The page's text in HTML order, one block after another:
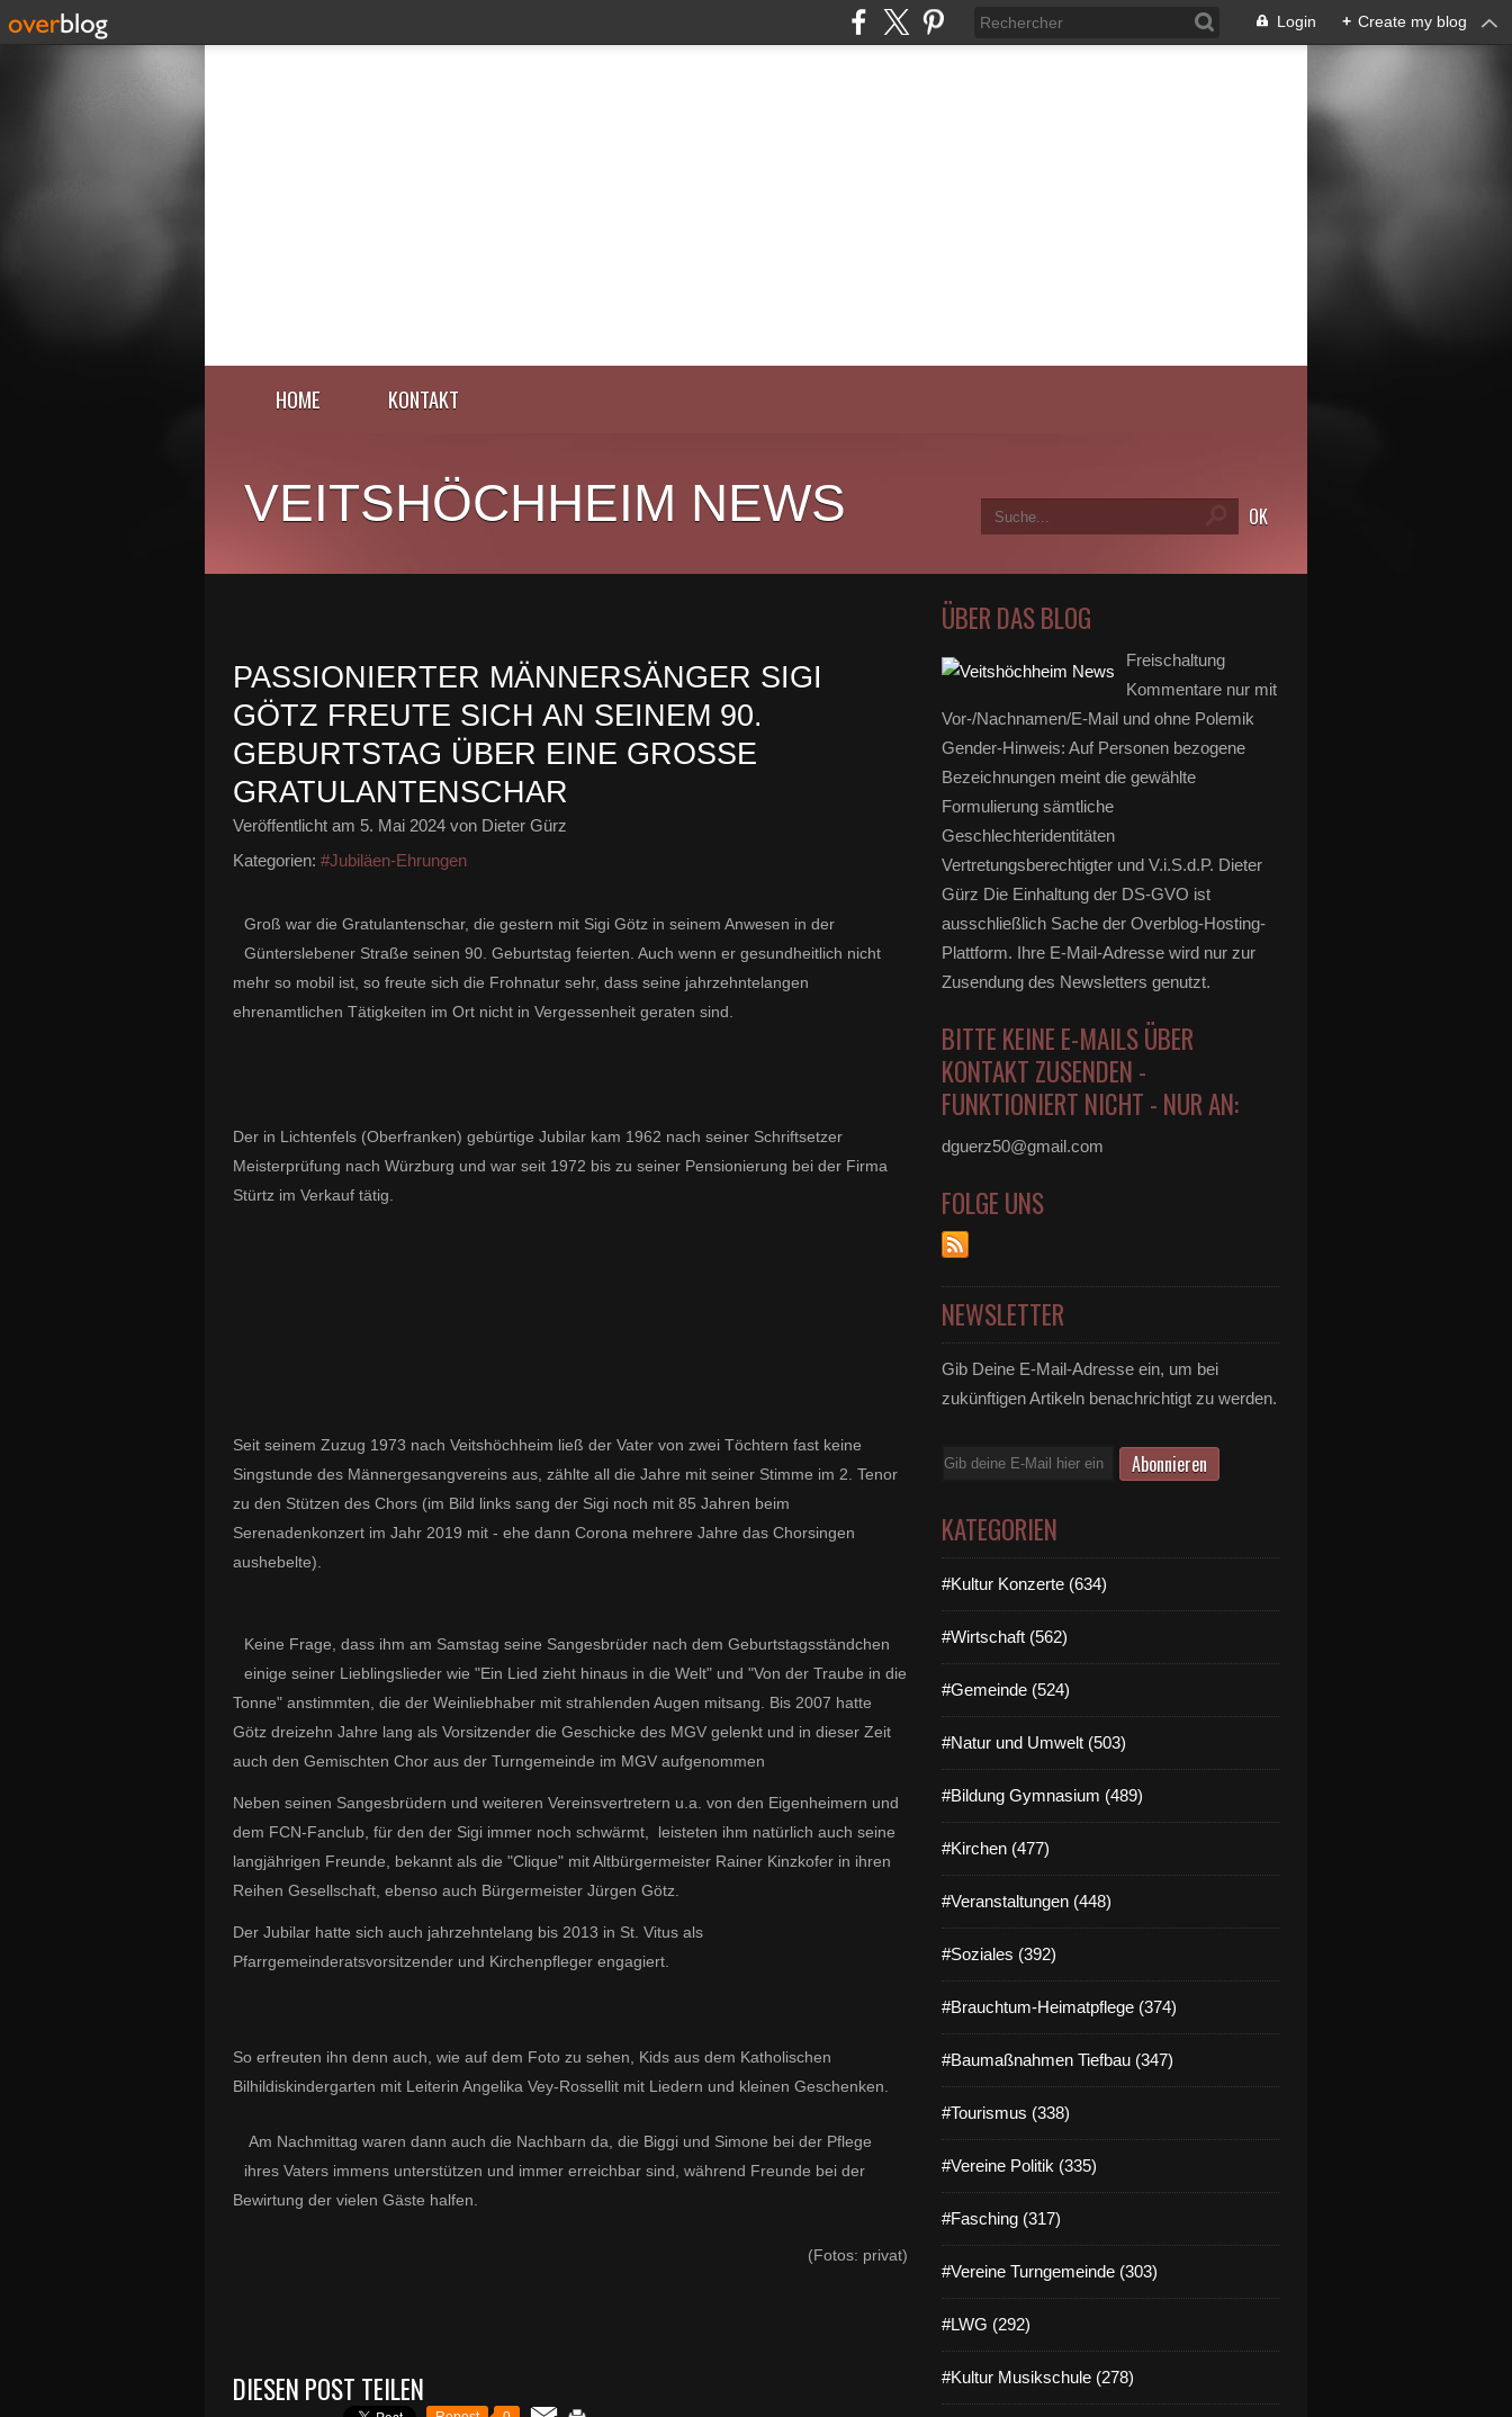
Login + Create my blog
HOME KONTAKT
VEITSHÖCHHEIM NEWS
PASSIONIERTER MÄNNERSÄNGER SIGI
GÖTZ FREUTE SICH AN SEINEM 90.
GEBURTSTAG ÜBER EINE GROSSE G
RATULANTENSCHAR
Veröffentlicht am 5. Mai 2024 von Dieter Gürz
Kategorien: #Jubiläen-Ehrungen
Groß war die Gratulantenschar, die gestern mit Sigi Götz in seinem Anwesen in der
Günterslebener Straße seinen 90. Geburtstag feierten. Auch wenn er gesundheitlich nicht
mehr so mobil ist, so freute sich die Frohnatur sehr, dass seine jahrzehntelangen
ehrenamtlichen Tätigkeiten im Ort nicht in Vergessenheit geraten sind.
Der in Lichten­fels (Oberfranken) gebürtige Jubilar kam 1962 nach seiner Schriftsetzer
Meisterprüfung nach Würzburg und war seit 1972 bis zu seiner Pensionierung bei der Firma
Stürtz im Verkauf tätig.
Seit seinem Zuzug 1973 nach Veitshöchheim ließ der Vater von zwei Töchtern fast keine
Singstunde des Männergesangvereins aus, zählte all die Jahre mit seiner Stimme im 2. Tenor
zu den Stützen des Chors (im Bild links sang der Sigi noch mit 85 Jahren beim
Serenadenkonzert im Jahr 2019 mit - ehe dann Corona mehrere Jahre das Chorsingen
aushebelte).
Keine Frage, dass ihm am Samstag seine Sangesbrüder nach dem Geburtstagsständchen
einige seiner Lieblingslieder wie "Ein Lied zieht hinaus in die Welt" und "Von der Traube in die
Tonne" anstimmten, die der Weinliebhaber mit strahlenden Augen mitsang. Bis 2007 hatte
Götz dreizehn Jahre lang als Vorsitzender die Geschicke des MGV gelenkt und in dieser Zeit
auch den Gemischten Chor aus der Turngemeinde im MGV aufgenommen
Neben seinen Sangesbrüdern und weiteren Vereinsvertretern u.a. von den Eigenheimern und
dem FCN-Fanclub, für den der Sigi immer noch schwärmt, leisteten ihm natürlich auch seine
langjährigen Freunde, bekannt als die "Clique" mit Altbürgermeister Rainer Kinzkofer in ihren
Reihen Gesellschaft, ebenso auch Bürgermeister Jürgen Götz.
Der Jubilar hatte sich auch jahrzehntelang bis 2013 in St. Vitus als
Pfarrgemeinderatsvorsitzender und Kirchenpfleger engagiert.
So erfreuten ihn denn auch, wie auf dem Foto zu sehen, Kids aus dem Katholischen
Bilhildiskindergarten mit Leiterin Angelika Vey-Rossellit mit Liedern und kleinen Geschenken.
Am Nachmittag waren dann auch die Nachbarn da, die Biggi und Simone bei der Pflege
ihres Vaters immens unterstützen und immer erreichbar sind, während Freunde bei der
Bewirtung der vielen Gäste halfen.
(Fotos: privat)
DIESEN POST TEILEN
ÜBER DAS BLOG
Freischaltung
Kommentare nur mit
Vor-/Nachnamen/E-Mail und ohne Polemik
Gender-Hinweis: Auf Personen bezogene
Bezeichnungen meint die gewählte
Formulierung sämtliche
Geschlechteridentitäten
Vertretungsberechtigter und V.i.S.d.P. Dieter
Gürz Die Einhaltung der DS-GVO ist
ausschließlich Sache der Overblog-Hosting-
Plattform. Ihre E-Mail-Adresse wird nur zur
Zusendung des Newsletters genutzt.
BITTE KEINE E-MAILS ÜBER
KONTAKT ZUSENDEN -
FUNKTIONIERT NICHT - NUR AN:
dguerz50@gmail.com
FOLGE UNS
NEWSLETTER
Gib Deine E-Mail-Adresse ein, um bei
zukünftigen Artikeln benachrichtigt zu werden.
E-
KATEGORIEN
#Kultur Konzerte (634)
#Wirtschaft (562)
#Gemeinde (524)
#Natur und Umwelt (503)
#Bildung Gymnasium (489)
#Kirchen (477)
#Veranstaltungen (448)
#Soziales (392)
#Brauchtum-Heimatpflege (374)
#Baumaßnahmen Tiefbau (347)
#Tourismus (338)
#Vereine Politik (335)
#Fasching (317)
#Vereine Turngemeinde (303)
#LWG (292)
#Kultur Musikschule (278)